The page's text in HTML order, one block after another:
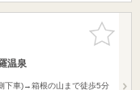
お気に入
りに追加
温泉
下車)→箱根の山まで徒歩5分